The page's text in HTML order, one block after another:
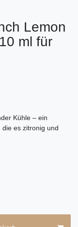
Lemon
ml für
Kühle – ein
es zitronig und